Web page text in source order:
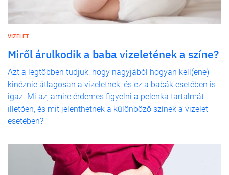
VIZELET
Miről árulkodik a baba vizeletének a színe?
Azt a legtöbben tudjuk, hogy nagyjából hogyan kell(ene)
kinéznie átlagosan a vizeletnek, és ez a babák esetében is
igaz. Mi az, amire érdemes figyelni a pelenka tartalmát
illetően, és mit jelenthetnek a különböző színek a vizelet
esetében?